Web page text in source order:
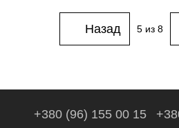
Назад 5из 8
+380 (96) 155 00 15